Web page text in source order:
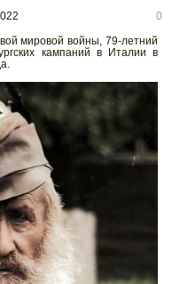
0
мировой войны, 79-летний
кампаний в Италии в